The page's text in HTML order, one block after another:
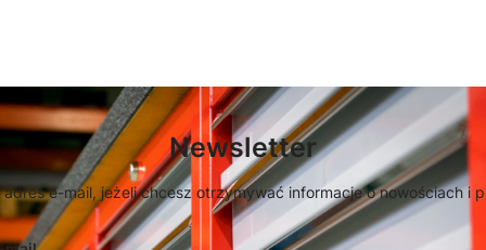
Newsletter
adres e-mail, jeżeli chcesz otrzymywać informacje o nowościach i